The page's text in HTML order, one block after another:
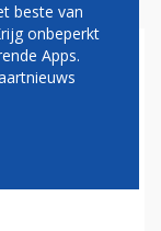
beste van
onbeperkt
Apps.